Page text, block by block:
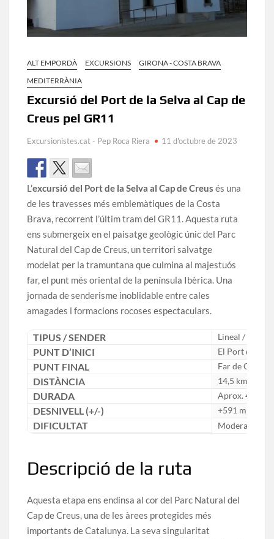
ALT EMPORDÀ EXCURSIONS
GIRONA - COSTA BRAVA
MEDITERRÀNIA
Excursió del Port de la Selva al Cap de
Creus pel GR11
Excursionistes.cat - Pep Roca Riera 11 d'octubre de 2023
L’excursió del Port de la Selva al Cap de Creus és una
de les travesses més emblemàtiques de la Costa
Brava, recorrent l’últim tram del GR11. Aquesta ruta
ens submergeix en el paisatge geològic únic del Parc
Natural del Cap de Creus, un territori salvatge
modelat per la tramuntana que culmina al majestuós
far, el punt més oriental de la península Ibèrica. Una
jornada de senderisme inoblidable entre cales
amagades i formacions rocoses espectaculars.
TIPUS / SENDER Lineal / GR11
PUNT D’INICI El Port de la
PUNT FINAL Far de Cap de
DISTÀNCIA 14,5 km
DURADA Aprox. 4 h 45
DESNIVELL (+/-) +591 m / -520
DIFICULTAT Moderada
Descripció de la ruta
Aquesta etapa ens endinsa al cor del Parc Natural del
Cap de Creus, una de les àrees protegides més
importants de Catalunya. La seva singularitat